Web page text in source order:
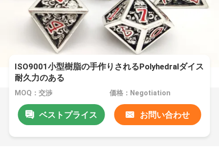
ISO9001小型樹脂の手作りされるPolyhedralダイス
耐久力のある
MOQ：交渉 価格：Negotiation
ベストプライス お問い合わせ